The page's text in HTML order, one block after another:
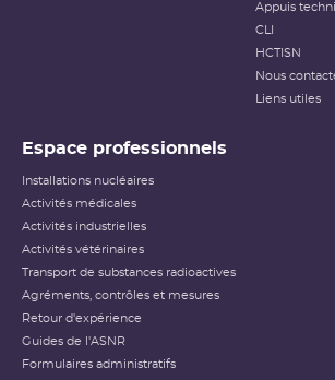
Appuis
CLI
HCTISN
Nous
Liens utiles
Espace professionnels
Installations nucléaires
Activités médicales
Activités industrielles
Activités vétérinaires
Transport de substances radioactives
Agréments, contrôles et mesures
Retour d'expérience
Guides de l'ASNR
Formulaires administratifs